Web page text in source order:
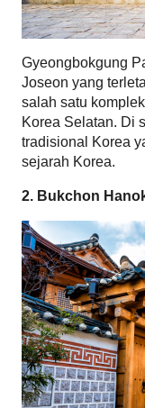
Gyeongbokgung
Joseon yang
salah satu
Korea Selatan. Di
tradisional Korea
sejarah Korea.
2. Bukchon